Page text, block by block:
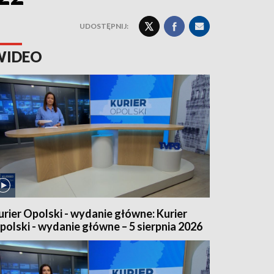
UDOSTĘPNIJ:
Opolski - wydanie główne: Kurier
- wydanie główne – 5 sierpnia 2026